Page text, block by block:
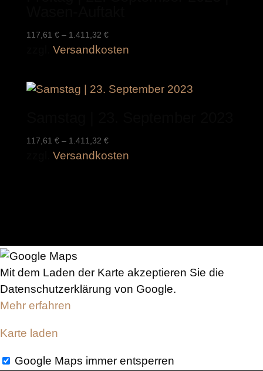
117,61 €– 1.411,32 €
Versandkosten
117,61 €– 1.411,32 €
Versandkosten
Mit dem Laden der Karte akzeptieren Sie die
Datenschutzerklärung von Google.
Mehr erfahren
Karte laden
Google Maps immer entsperren